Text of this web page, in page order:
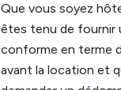
Que vous soyez
êtes tenu de fournir
conforme en terme
avant la location et